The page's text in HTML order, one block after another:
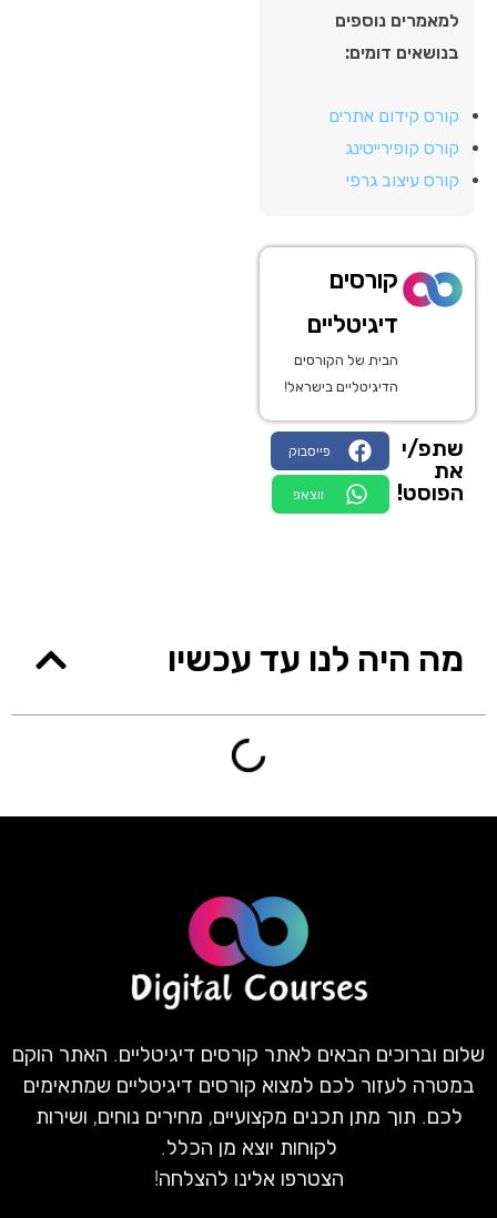
למאמרים נוספים
בנושאים דומים:
קורס קידום אתרים
קורס קופירייטינג
קורס עיצוב גרפי
קורסים
דיגיטליים
הבית של הקורסים
הדיגיטליים בישראל!
שתפ/י
את
הפוסט!
פייסבוק
ווצאפ
מה היה לנו עד עכשיו
שלום וברוכים הבאים לאתר קורסים דיגיטליים. האתר הוקם
במטרה לעזור לכם למצוא קורסים דיגיטליים שמתאימים
לכם. תוך מתן תכנים מקצועיים, מחירים נוחים, ושירות
לקוחות יוצא מן הכלל.
הצטרפו אלינו להצלחה!